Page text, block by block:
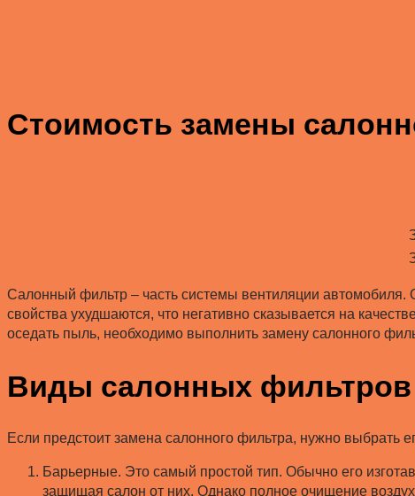
Стоимость замены
Салонный фильтр – часть системы вентиляции
свойства ухудшаются, что негативно сказывается на
оседать пыль, необходимо выполнить замену салонного
Виды салонных фильтров
Если предстоит замена салонного фильтра, нужно выбрать
Барьерные. Это самый простой тип. Обычно его
защищая салон от них. Однако полное очищение